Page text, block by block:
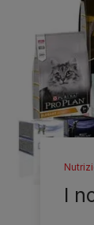
I